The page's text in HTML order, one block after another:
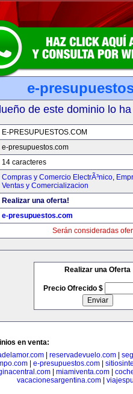
e-
de este dominio lo
E-PRESUPUESTOS.COM
e-presupuestos.com
14 caracteres
Compras y Comercio ElectrÃ³nico,
Ventas y Comercializacion
Realizar una oferta!
e-presupuestos.com
Serán consideradas
Realizar una Oferta
Precio Ofrecido $
en venta:
reservadevuelo.com
e-presupuestos.com
| miamiventa.com|
vacacionesargentina.com